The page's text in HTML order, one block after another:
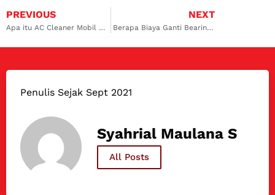
PREVIOUS
Apa itu AC Cleaner Mobil dan Rekomendasinya yang Paling Terbaik
NEXT
Berapa Biaya Ganti Bearing Kompresor AC Mobil? Berikut Ulasannya
Penulis Sejak Sept 2021
Syahrial Maulana S
All Posts